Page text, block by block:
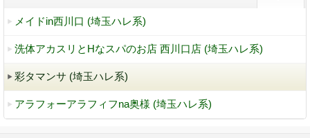
メイドin西川口 (埼玉ハレ系)
洗体アカスリとHなスパのお店 西川口店 (埼玉ハレ系)
彩タマンサ (埼玉ハレ系)
アラフォーアラフィフna奥様 (埼玉ハレ系)